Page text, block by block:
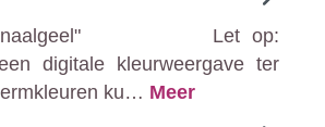
Let op:
digitale kleurweergave ter
ku… Meer